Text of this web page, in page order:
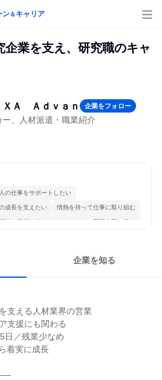
ン＆キャリア
企業を支え、研究職のキャ
ＸＡ Ａｄｖａｎ 企業をフォロー
、人材派遣・職業紹介
人の仕事をサポートしたい
成長を支えたい 情熱を持って仕事に取り組む
確な目標を追いかける 一つの専門分野を極める
企業を知る
支える人材業界の営業
支援にも関わる
日／残業少なめ
着実に成長